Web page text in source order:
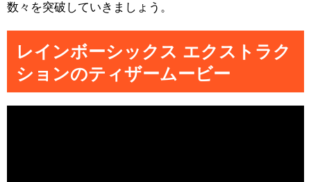
数々を突破していきましょう。
レインボーシックス エクストラク
ションのティザームービー